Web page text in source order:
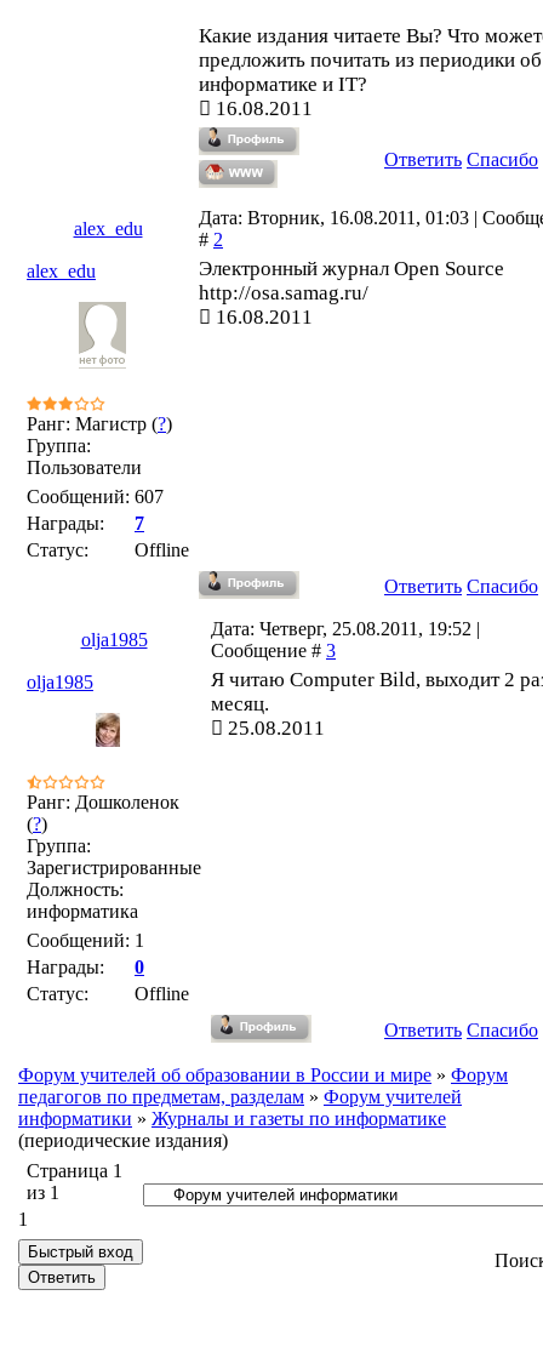
Какие издания читаете Вы? Что
предложить почитать из периодики об
информатике и IT?
16.08.2011
Ответить Спасибо
alex_edu
Дата: Вторник, 16.08.2011, 01:03 |
# 2
alex_edu
Ранг: Магистр (?)
Группа:
Пользователи
Сообщений: 607
Награды:
7
Статус:
Offline
Электронный журнал Open Source
http://osa.samag.ru/
16.08.2011
Ответить Спасибо
olja1985
Дата: Четверг, 25.08.2011, 19:52 |
Сообщение # 3
olja1985
Ранг: Дошколенок
(?)
Группа:
Зарегистрированные
Должность:
информатика
Сообщений: 1
Награды:
0
Статус:
Offline
Я читаю Computer Bild, выходит 2
месяц.
25.08.2011
Ответить Спасибо
Форум учителей об образовании в России и мире » Форум
педагогов по предметам, разделам » Форум учителей
информатики » Журналы и газеты по информатике
(периодические издания)
Страница 1
из 1
1